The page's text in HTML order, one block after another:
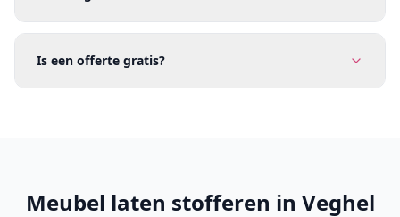
Is een offerte gratis?
Meubel laten stofferen in Veghel